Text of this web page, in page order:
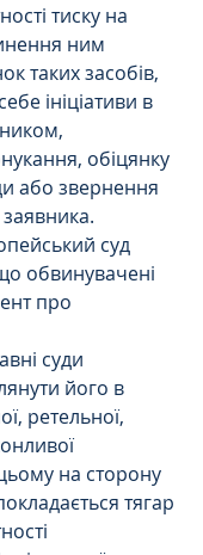
тиску на
ним
таких засобів,
ініціативи в
обіцянку
або звернення
суд
обвинувачені
про
суди
його в
ретельної,
на сторону
тягар